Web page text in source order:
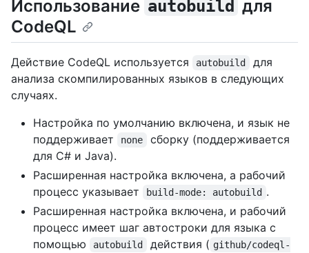
Использование autobuild для
CodeQL
Действие CodeQL используется autobuild
для
анализа скомпилированных языков в следующих
случаях.
Настройка по умолчанию включена, и язык не
поддерживает
none
сборку (поддерживается
для C# и Java).
Расширенная настройка включена, а рабочий
процесс указывает
build-mode: autobuild .
Расширенная настройка включена, и рабочий
процесс имеет шаг автостроки для языка с
помощью
autobuild действия ( github/codeql-